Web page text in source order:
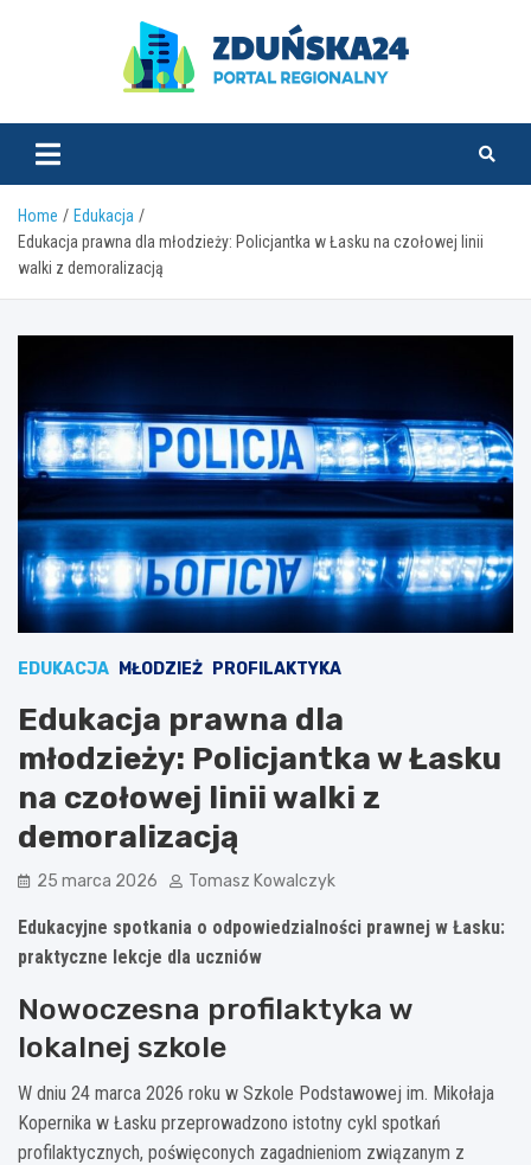
zdunska24.pl
Home
Edukacja
Edukacja prawna dla młodzieży: Policjantka w Łasku na czołowej linii
walki z demoralizacją
EDUKACJA MŁODZIEŻ PROFILAKTYKA
Edukacja prawna dla
młodzieży: Policjantka w Łasku
na czołowej linii walki z
demoralizacją
25 marca 2026 Tomasz Kowalczyk
Edukacyjne spotkania o odpowiedzialności prawnej w Łasku:
praktyczne lekcje dla uczniów
Nowoczesna profilaktyka w
lokalnej szkole
W dniu 24 marca 2026 roku w Szkole Podstawowej im. Mikołaja
Kopernika w Łasku przeprowadzono istotny cykl spotkań
profilaktycznych, poświęconych zagadnieniom związanym z